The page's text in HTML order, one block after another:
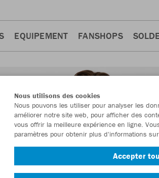
EQUIPEMENT FANSHOPS
Nous utilisons des cookies
Nous pouvons les utiliser pour analyser les
améliorer notre site web, pour afficher des
vous offrir la meilleure expérience en ligne.
paramètres pour obtenir plus d'informations
Accepter